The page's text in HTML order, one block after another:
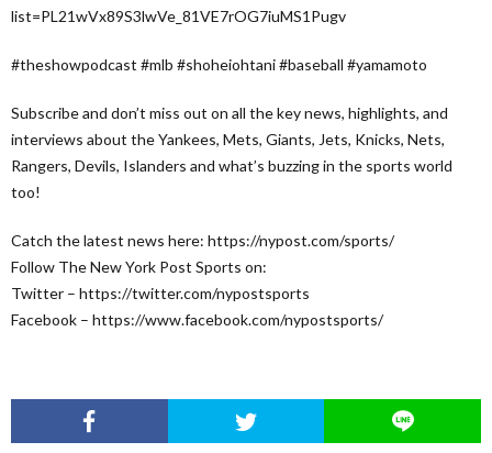
list=PL21wVx89S3lwVe_81VE7rOG7iuMS1Pugv
#theshowpodcast #mlb #shoheiohtani #baseball #yamamoto
Subscribe and don’t miss out on all the key news, highlights, and
interviews about the Yankees, Mets, Giants, Jets, Knicks, Nets,
Rangers, Devils, Islanders and what’s buzzing in the sports world
too!
Catch the latest news here: https://nypost.com/sports/
Follow The New York Post Sports on:
Twitter – https://twitter.com/nypostsports
Facebook – https://www.facebook.com/nypostsports/